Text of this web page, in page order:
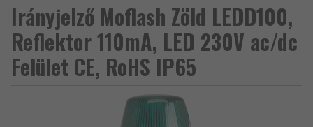
Irányjelző Moflash Zöld LEDD100,
Reflektor 110mA, LED 230V ac/dc
Felület CE, RoHS IP65